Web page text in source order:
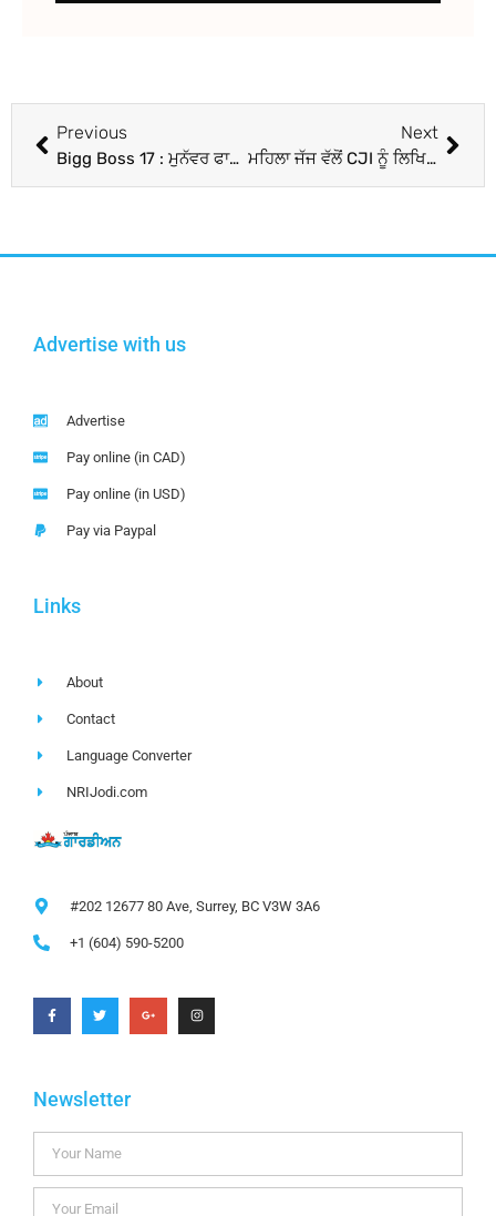
Previous
Bigg Boss 17 : ਮੁਨੱਵਰ ਫਾਰੂਕੀ ਦਾ ਸੱਚ ਦੱਸਣ ਆ ਰਹੀ ਹੈ ਇਹ ਕੰਟੈਸਟੈਂਟ, ਧੋਖਾਧੜੀ ਦਾ ਲਗਇਆ ਦੋਸ਼- ਵਿਆਹ ਦਾ ਵਾਅਦਾ ਕਰਕੇ…
Next
ਮਹਿਲਾ ਜੱਜ ਵੱਲੋਂ CJI ਨੂੰ ਲਿਖਿਆ ਪੱਤਰ ਸੋਸ਼ਲ ਮੀਡੀਆ ‘ਤੇ ਵਾਇਰਲ; ਜ਼ਿਲ੍ਹਾ ਜੱਜ ‘ਤੇ ਲਾਏ ਗੰਭੀਰ ਦੋਸ਼
Advertise with us
Advertise
Pay online (in CAD)
Pay online (in USD)
Pay via Paypal
Links
About
Contact
Language Converter
NRIJodi.com
#202 12677 80 Ave, Surrey, BC V3W 3A6
+1 (604) 590-5200
Newsletter